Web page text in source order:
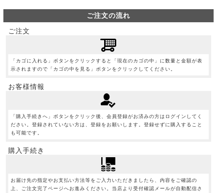
ご注文の流れ
ご注文
「カゴに入れる」ボタンをクリックすると「現在のカゴの中」に数量と金額が表
示されますので「カゴの中を見る」ボタンをクリックしてください。
お客様情報
「購入手続きへ」ボタンをクリック後、会員登録がお済みの方はログインしてく
ださい。登録されていない方は、登録をお願いします。登録せずに購入すること
も可能です。
購入手続き
お届け先の指定やお支払い方法等をご入力いただきましたら、内容をご確認の
上、ご注文完了ページへお進みください。当店より受付確認メールが自動配信さ